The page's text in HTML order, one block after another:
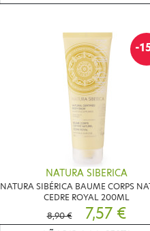
-
NATURA SIBERICA
NATURA SIBÉRICA BAUME CORPS
CEDRE ROYAL 200ML
8,90 €
7,57 €